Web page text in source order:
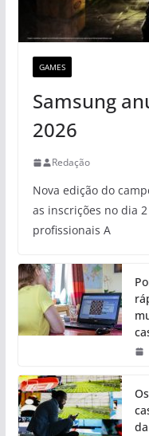
GAMES
Samsung
2026
Redação
Nova edição do
as inscrições no dia
profissionais A